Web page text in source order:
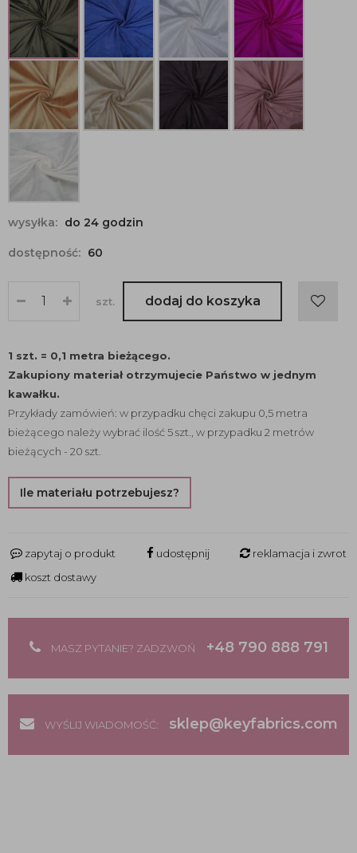
wysyłka: do 24 godzin
dostępność: 60
szt. dodaj do koszyka
1 szt. = 0,1 metra bieżącego.
Zakupiony materiał otrzymujecie Państwo w jednym
kawałku.
Przykłady zamówień: w przypadku chęci zakupu 0,5 metra
bieżącego należy wybrać ilość 5 szt., w przypadku 2 metrów
bieżących - 20 szt.
Ile materiału potrzebujesz?
zapytaj o produkt udostępnij
reklamacja i zwrot
koszt dostawy
MASZ PYTANIE? ZADZWOŃ +48 790 888 791
WYŚLIJ WIADOMOŚĆ: sklep@keyfabrics.com